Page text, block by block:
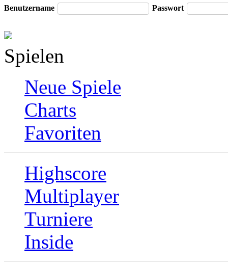
Benutzername Passwort
Spielen
Neue Spiele
Charts
Favoriten
Highscore
Multiplayer
Turniere
Inside